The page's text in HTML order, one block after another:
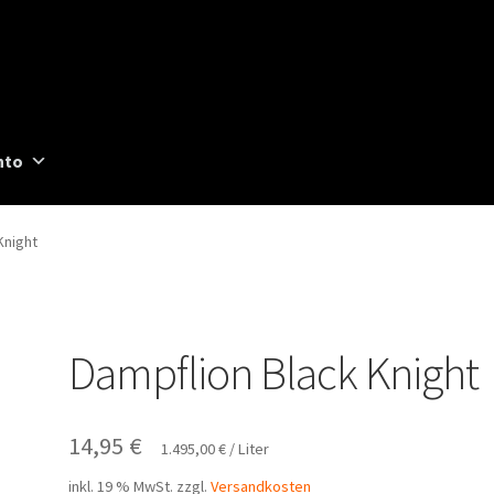
Dampflion Black Knight
14,95 € 1.495,00€ /Liter
inkl. 19 % MwSt. zzgl.Versandkosten